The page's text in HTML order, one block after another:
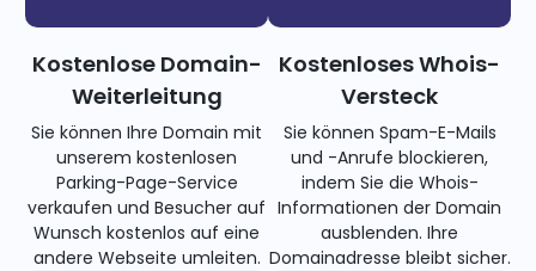
Kostenlose Domain-
Weiterleitung
Sie können Ihre Domain mit
unserem kostenlosen
Parking-Page-Service
verkaufen und Besucher auf
Wunsch kostenlos auf eine
andere Webseite umleiten.
Kostenloses Whois-
Versteck
Sie können Spam-E-Mails
und -Anrufe blockieren,
indem Sie die Whois-
Informationen der Domain
ausblenden. Ihre
Domainadresse bleibt sicher.